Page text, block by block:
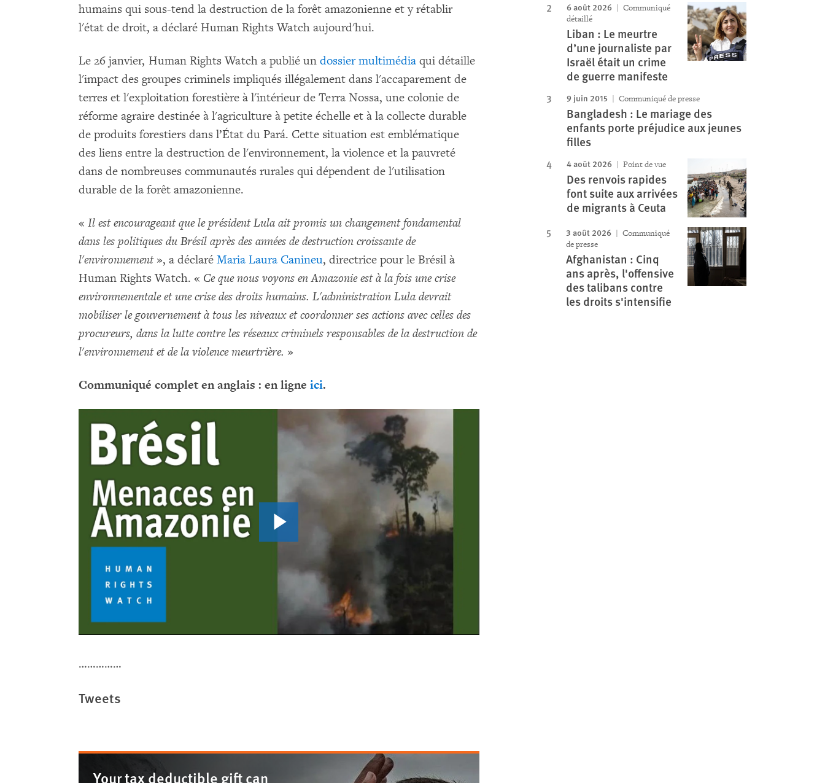
humains qui sous-tend la destruction de la forêt amazonienne et y rétablir
l'état de droit, a déclaré Human Rights Watch aujourd'hui.
Le 26 janvier, Human Rights Watch a publié un dossier multimédia qui détaille
l'impact des groupes criminels impliqués illégalement dans l'accaparement de
terres et l'exploitation forestière à l'intérieur de Terra Nossa, une colonie de
réforme agraire destinée à l'agriculture à petite échelle et à la collecte durable
de produits forestiers dans l’État du Pará. Cette situation est emblématique
des liens entre la destruction de l'environnement, la violence et la pauvreté
dans de nombreuses communautés rurales qui dépendent de l'utilisation
durable de la forêt amazonienne.
« Il est encourageant que le président Lula ait promis un changement fondamental
dans les politiques du Brésil après des années de destruction croissante de
l'environnement», a déclaré Maria Laura Canineu, directrice pour le Brésil à
Human Rights Watch. « Ce que nous voyons en Amazonie est à la fois une crise
environnementale et une crise des droits humains. L'administration Lula devrait
mobiliser le gouvernement à tous les niveaux et coordonner ses actions avec celles des
procureurs, dans la lutte contre les réseaux criminels responsables de la destruction de
l'environnement et de la violence meurtrière. »
Communiqué complet en anglais : en ligne ici.
……………
Tweets
Your tax deductible gift can
6 août 2026
Communiqué
détaillé
Liban : Le meurtre
d’une journaliste par
Israël était un crime
de guerre manifeste
9 juin 2015 Communiqué de presse
Bangladesh : Le mariage des
enfants porte préjudice aux jeunes
filles
4 août 2026 Point de vue
Des renvois rapides
font suite aux arrivées
de migrants à Ceuta
3 août 2026
Communiqué
de presse
Afghanistan : Cinq
ans après, l'offensive
des talibans contre
les droits s'intensifie